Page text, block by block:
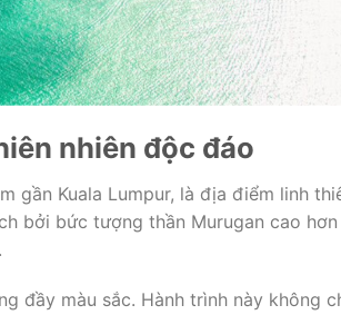
nhiên độc đáo
gần Kuala Lumpur, là địa điểm linh
bởi bức tượng thần Murugan cao
đầy màu sắc. Hành trình này không